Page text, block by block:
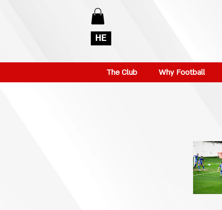
HE
The Club Why Football